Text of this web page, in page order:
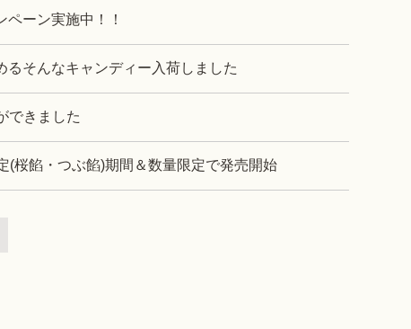
ペーン実施中！！
そんなキャンディー入荷しました
できました
(桜餡・つぶ餡)期間＆数量限定で発売開始